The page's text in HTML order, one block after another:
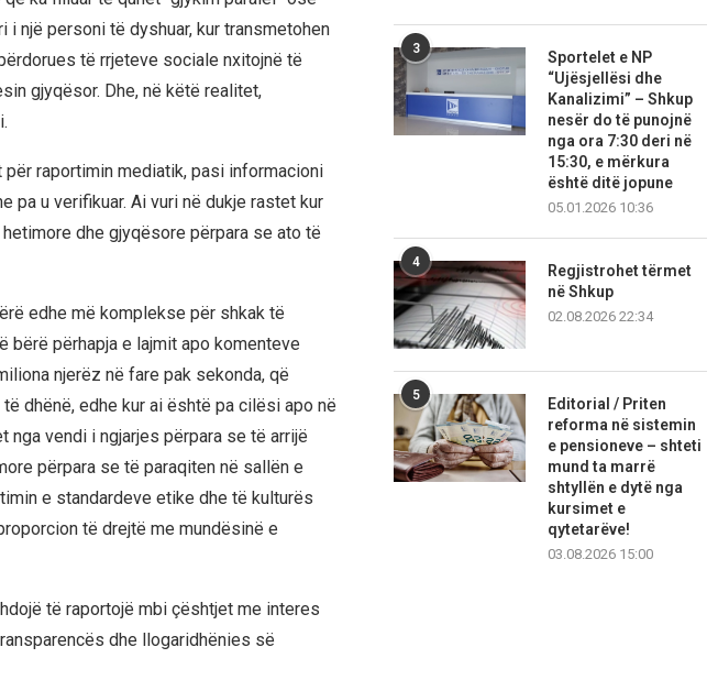
i një personi të dyshuar, kur transmetohen
të rrjeteve sociale nxitojnë të
gjyqësor. Dhe, në këtë realitet,
raportimin mediatik, pasi informacioni
pa u verifikuar. Ai vuri në dukje rastet kur
dhe gjyqësore përpara se ato të
edhe më komplekse për shkak të
bërë përhapja e lajmit apo komenteve
njerëz në fare pak sekonda, që
dhënë, edhe kur ai është pa cilësi apo në
nga vendi i ngjarjes përpara se të arrijë
përpara se të paraqiten në sallën e
e standardeve etike dhe të kulturës
të drejtë me mundësinë e
të raportojë mbi çështjet me interes
dhe llogaridhënies së
3
Sportelet e NP
“Ujësjellësi dhe
Kanalizimi” – Shkup
nesër do të punojnë
nga ora 7:30 deri në
15:30, e mërkura
është ditë jopune
05.01.2026 10:36
4
Regjistrohet tërmet
në Shkup
02.08.2026 22:34
5
Editorial / Priten
reforma në sistemin
e pensioneve – shteti
mund ta marrë
shtyllën e dytë nga
kursimet e
qytetarëve!
03.08.2026 15:00